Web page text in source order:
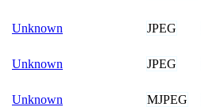
Unknown JPEG
Unknown JPEG
Unknown MJPEG